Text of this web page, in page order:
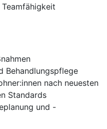
Behandlungspflege
nach neuesten
Standards
und -